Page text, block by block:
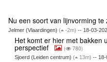
Nu een soort van lijnvorming te
Jelmer (Vlaardingen) ( -2m) -- 18-03-
Het komt er hier met bakken
perspectief ( 780)
Sjoerd (Leiden centrum) ( 13m) -- 18-